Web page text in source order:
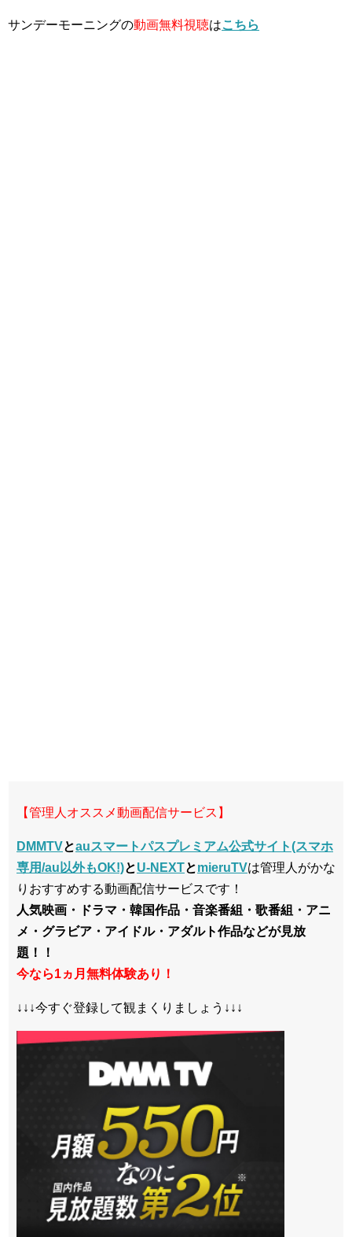
サンデーモーニングの動画無料視聴はこちら
【管理人オススメ動画配信サービス】
DMMTVとauスマートパスプレミアム公式サイト(スマホ
専用/au以外もOK!)とU-NEXTとmieruTVは管理人がかな
りおすすめする動画配信サービスです！
人気映画・ドラマ・韓国作品・音楽番組・歌番組・アニ
メ・グラビア・アイドル・アダルト作品などが見放
題！！
今なら1ヵ月無料体験あり！
↓↓↓今すぐ登録して観まくりましょう↓↓↓